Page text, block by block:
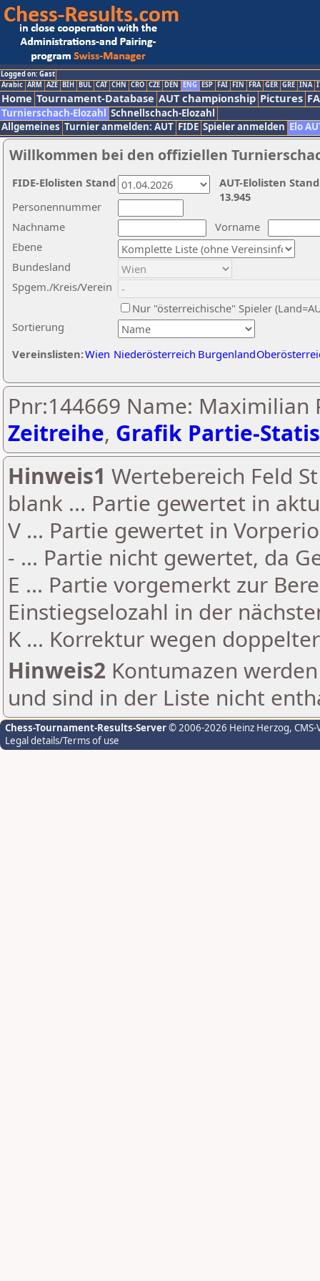
Logged on: Gast
Arabic ARM AZE BIH BUL CAT CHN CRO CZE DEN ENG ESP FAI FIN FRA GER GRE INA
Home Tournament-Database AUT championship Pictures
Turnierschach-Elozahl Schnellschach-Elozahl
Allgemeines Turnier anmelden: AUT FIDE Spieler anmelden Elo
Willkommen bei den offiziellen
Nachname
Vorname
Ebene
Sortierung
Personennummer
Bundesland
Spgem./Kreis/Verein
Nur "österreichische" Spieler
Vereinslisten:Wien Niederösterreich Burgenland
AUT-Elolisten
13.945
FIDE-Elolisten Stand
Pnr:144669 Name: Maximilian
Zeitreihe, Grafik Partie-
Hinweis1 Wertebereich Feld
blank ... Partie gewertet in
V ... Partie gewertet in
- ... Partie nicht gewertet, da
E ... Partie vorgemerkt zur
Einstiegselozahl in der
K ... Korrektur wegen
Hinweis2 Kontumazen
und sind in der Liste nicht
Chess-Tournament-Results-Server© 2006-2026 Heinz Herzog,
Legal details/Terms of use